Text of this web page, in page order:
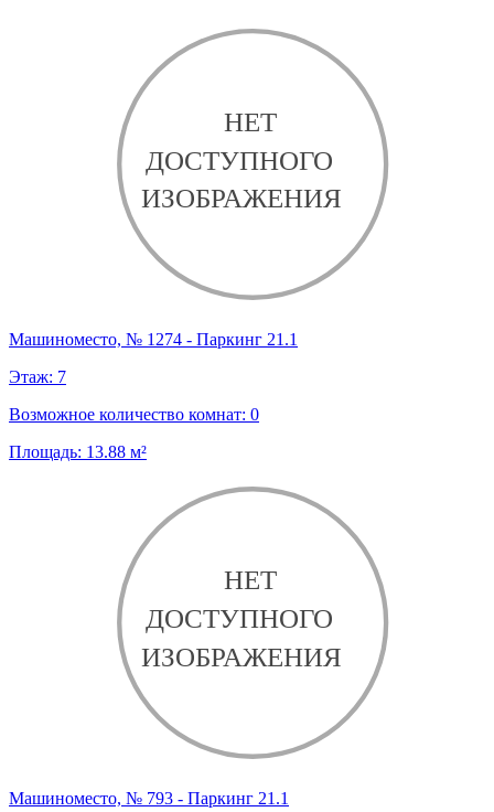
Машиноместо, № 1274 - Паркинг 21.1
Этаж: 7
Возможное количество комнат: 0
Площадь: 13.88 м²
Машиноместо, № 793 - Паркинг 21.1